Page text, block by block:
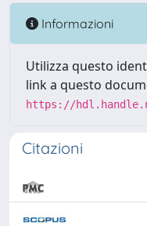
Informazioni
Utilizza questo
link a questo
https://
Citazioni